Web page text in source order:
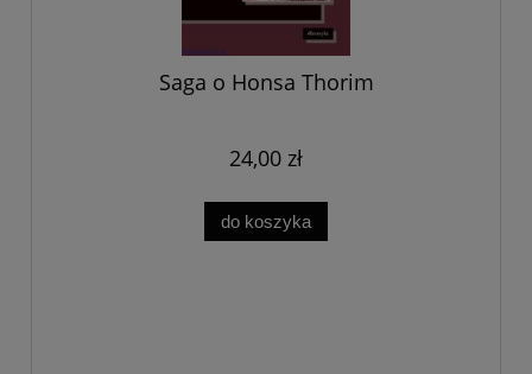
Saga o Honsa Thorim
24,00 zł
do koszyka